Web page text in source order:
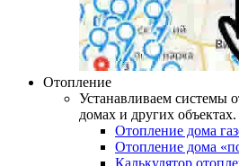
Отопление
Устанавливаем системы
домах и других объектах.
Отопление дома
Отопление дома
Калькулятор